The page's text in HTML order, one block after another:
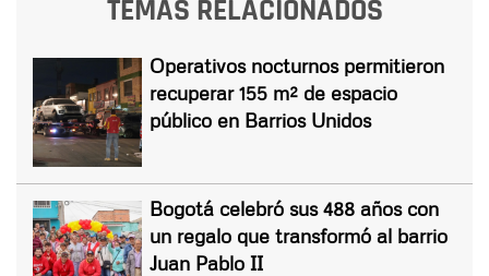
TEMAS RELACIONADOS
Operativos nocturnos permitieron
recuperar 155 m² de espacio
público en Barrios Unidos
Bogotá celebró sus 488 años con
un regalo que transformó al barrio
Juan Pablo II